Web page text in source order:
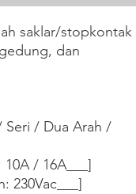
saklar/stopkontak
dan
Seri / Dua Arah /
/ 16A___]
230Vac___]